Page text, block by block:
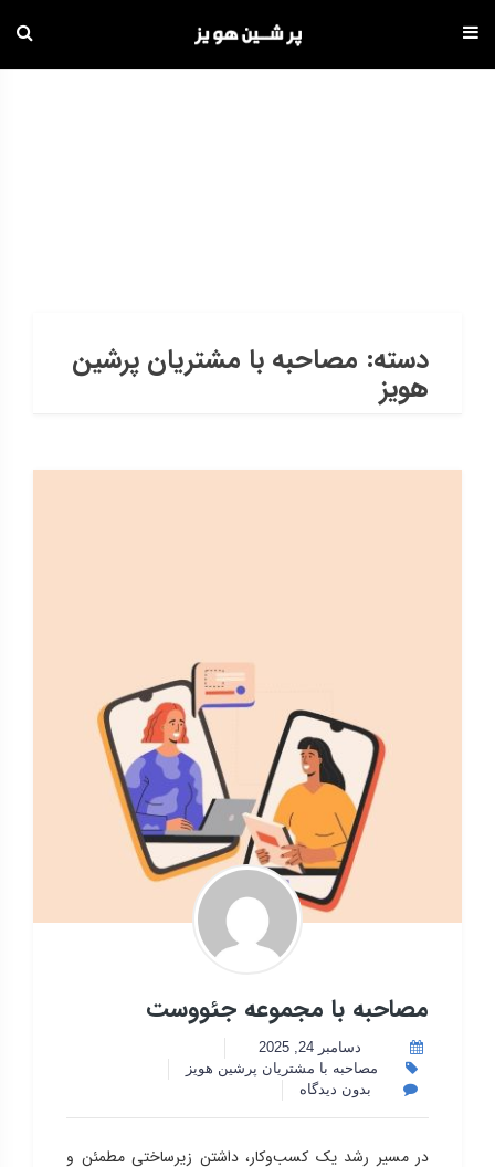
دسته: مصاحبه با مشتریان پرشین
هویز
مصاحبه با مجموعه جئووست
دسامبر 24, 2025
مصاحبه با مشتریان پرشین هویز
بدون دیدگاه
در مسیر رشد یک کسب‌وکار، داشتن زیرساختی مطمئن و